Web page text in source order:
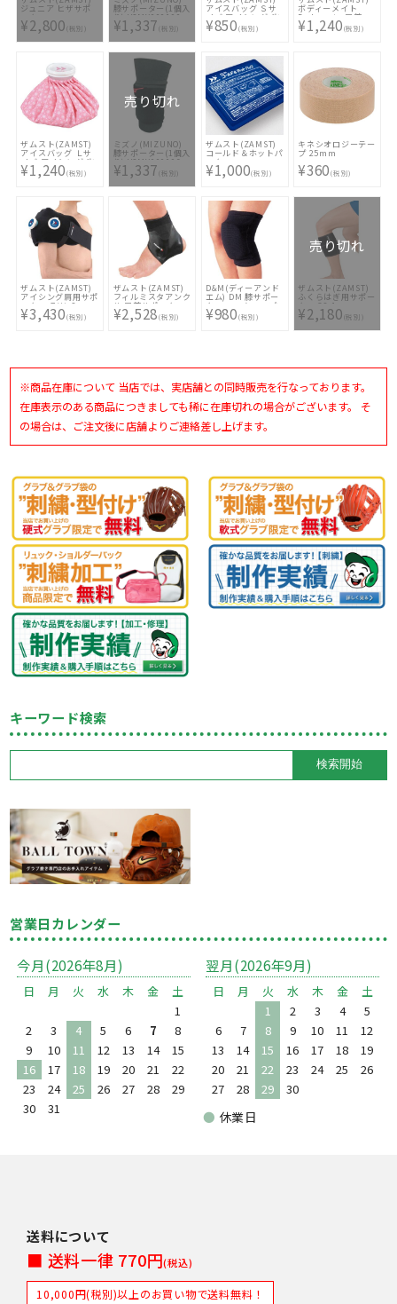
ジュニア ヒザサポ
ーター
¥2,800(税別)
膝サポーター(1個入
り) V2MY000190
¥1,337(税別)
アイスバッグ Ｓサ
イズ アイシング 氷
のう
¥850(税別)
ボディーメイト
Bodymate 足首
(足首用サポーター
1枚入り 左右兼用)1
¥1,240(税別)
ザムスト(ZAMST)
アイスバッグ Ｌサ
イズ アイシング 氷
のう
¥1,240(税別)
売り切れ
ミズノ(MIZUNO)
膝サポーター(1個入
り) V2MY000196
¥1,337(税別)
ザムスト(ZAMST)
コールド＆ホットパ
ック
¥1,000(税別)
キネシオロジーテー
プ 25mm
¥360(税別)
ザムスト(ZAMST)
アイシング肩用サポ
ーター ＩＷ−2
¥3,430(税別)
ザムスト(ZAMST)
フィルミスタアンク
ル 足首サポーター
¥2,528(税別)
D&M(ディーアンド
エム) DM 膝サポー
ター ニーキャップ
#837
¥980(税別)
売り切れ
ザムスト(ZAMST)
ふくらはぎ用サポー
ター CS-1
¥2,180(税別)
※商品在庫について 当店では、実店舗との同時販売を行なっております。
在庫表示のある商品につきましても稀に在庫切れの場合がございます。 そ
の場合は、ご注文後に店舗よりご連絡差し上げます。
キーワード検索
営業日カレンダー
今月(2026年8月)
日 月 火 水 木 金
土
1
2
3 4 5 6 7
8
9
10 11 12 13 14
15
16
17 18 19 20 21
22
23
24 25 26 27 28
29
30
31
翌月(2026年9月)
日 月 火 水 木 金
土
1
2 3 4
5
6
7 8 9 10 11
12
13
14 15 16 17 18
19
20
21 22 23 24 25
26
27
28 29 30
● 休業日
送料について
■ 送料一律 770円(税込)
10,000円(税別)以上のお買い物で送料無料！